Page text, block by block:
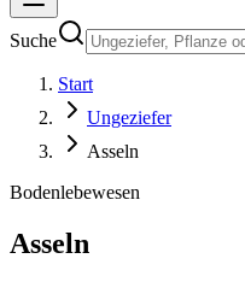
Suche
Start
Ungeziefer
Asseln
Bodenlebewesen
Asseln